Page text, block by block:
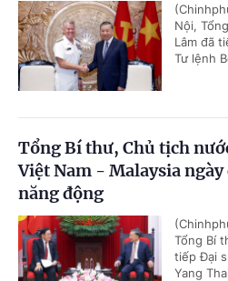
Nội,
Lâm đã
Tư lệnh
Tổng Bí thư, Chủ tịch
Việt Nam - Malaysia
năng động
Tổng Bí
tiếp Đại
Yang